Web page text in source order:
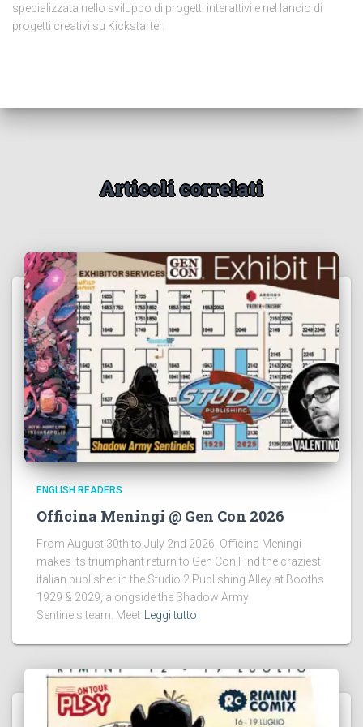
specializzata nello sviluppo di progetti interattivi e nel lancio di
progetti creativi su Kickstarter.
Articoli correlati
ENGLISH READERS
Officina Meningi @ Gen Con 2026
From August 30th to July 2nd 2026, Officina Meningi
makes its triumphant return to Gen Con Find the craziest
italian publisher in the Studio 2 Publishing Alley at Booths
1929 & 2029, alongside the Shadow Army
Sentinels team. Meet
Leggi tutto